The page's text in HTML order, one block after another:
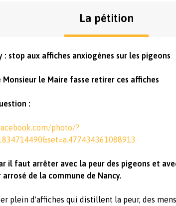
La pétition
: stop aux affiches anxiogènes sur les pigeons
Monsieur le Maire fasse retirer ces affiches
:
photo/?
il faut arrêter avec la peur des pigeons et
de la commune de Nancy.
plein d'affiches qui distillent la peur, des